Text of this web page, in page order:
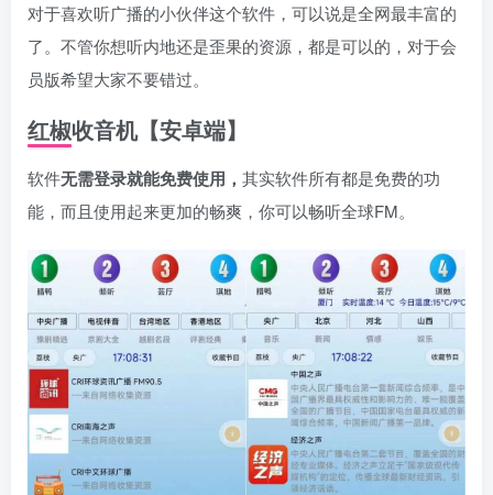
对于喜欢听广播的小伙伴这个软件，可以说是全网最丰富的
了。不管你想听内地还是歪果的资源，都是可以的，对于会
员版希望大家不要错过。
红椒收音机【安卓端】
软件无需登录就能免费使用， 其实软件所有都是免费的功
能，而且使用起来更加的畅爽，你可以畅听全球FM。